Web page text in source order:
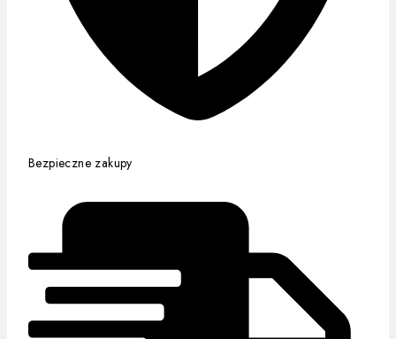
Bezpieczne zakupy